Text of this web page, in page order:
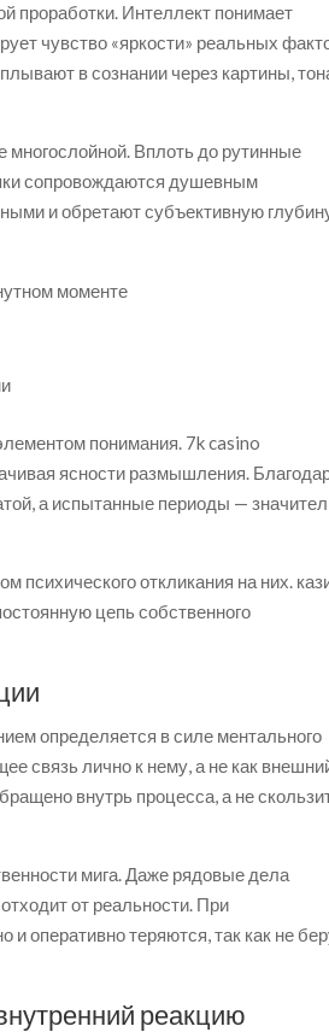
проработки. Интеллект понимает
чувство «яркости» реальных
в сознании через картины,
Вплоть до рутинные
сопровождаются душевным
и обретают субъективную
моменте
понимания. 7k casino
ясности размышления.
а испытанные периоды —
психического откликания на них.
цепь собственного
определяется в силе ментального
связь лично к нему, а не как
внутрь процесса, а не
мига. Даже рядовые дела
от реальности. При
оперативно теряются, так как не
реакцию